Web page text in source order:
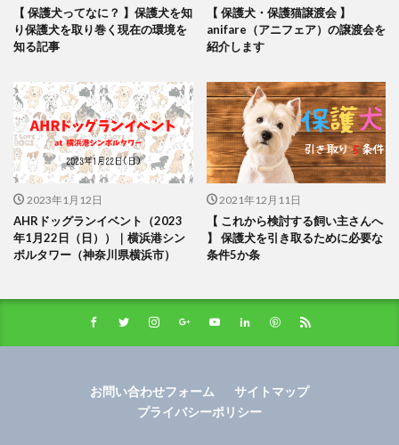
【 保護犬ってなに？ 】保護犬を知
り保護犬を取り巻く現在の環境を
知る記事
【 保護犬・保護猫譲渡会 】
anifare（アニフェア）の譲渡会を
紹介します
2023年1月12日
AHRドッグランイベント（2023
年1月22日（日））｜横浜港シン
ボルタワー（神奈川県横浜市）
2021年12月11日
【 これから検討する飼い主さんへ
】 保護犬を引き取るために必要な
条件5か条
お問い合わせフォーム
サイトマップ
プライバシーポリシー